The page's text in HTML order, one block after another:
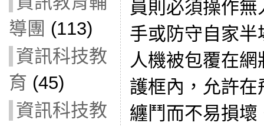
導團 (113)
資訊科技教
育 (45)
資訊科技教
員則必須操作
手或防守自家
人機被包覆在
護框內，允許
纏鬥而不易損